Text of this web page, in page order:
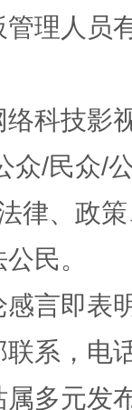
理人员
科技影
众/民众/
律、政
民。
言即表
系，电
多元发